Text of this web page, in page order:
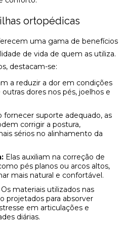
ortopédicas
uma gama de benefícios
de vida de quem as utiliza.
destacam-se:
a reduzir a dor em condições
dores nos pés, joelhos e
fornecer suporte adequado, as
corrigir a postura,
sérios no alinhamento da
Elas auxiliam na correção de
pés planos ou arcos altos,
mais natural e confortável.
Os materiais utilizados nas
projetados para absorver
em articulações e
diárias.
NA SUA REGIÃO
PARA SEU BEM-ESTAR
E BEM-ESTAR
PARA SAÚDE
PARA A COLUNA